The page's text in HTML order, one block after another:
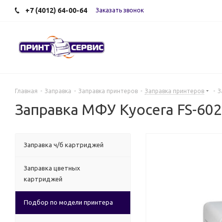
+7 (4012) 64-00-64 Заказать звонок
Главная - Заправка - Заправка принтеров - Заправка принтеров -
Заправка МФУ Kyocera FS-
Заправка ч/б картриджей
Заправка цветных
картриджей
Подбор по модели принтера